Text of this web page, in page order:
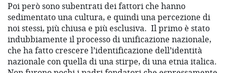
Poi però sono subentrati dei fattori che hanno
sedimentato una cultura, e quindi una percezione di
noi stessi, più chiusa e più esclusiva. Il primo è stato
indubbiamente il processo di unificazione nazionale,
che ha fatto crescere l’identificazione dell’identità
nazionale con quella di una stirpe, di una etnia italica.